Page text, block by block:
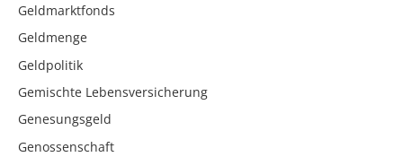
Geldmarktfonds
Geldmenge
Geldpolitik
Gemischte Lebensversicherung
Genesungsgeld
Genossenschaft